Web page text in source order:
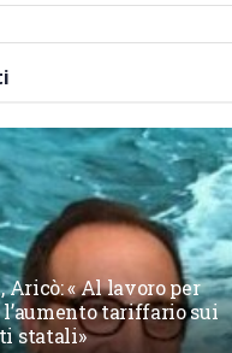
Aricò: « Al lavoro per
tariffario sui
statali»